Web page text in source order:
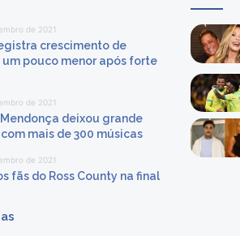
de 2021
crescimento de
um pouco menor após forte
de 2021
deixou grande
mais de 300 músicas
de 2021
fãs do Ross County na final